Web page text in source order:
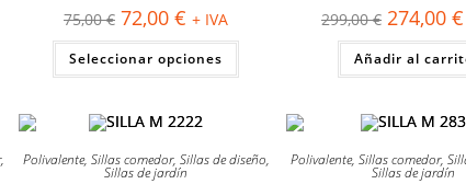
75,00€ El
precio
original
era:
75,00 €.
72,00 € El
precio
actual
es:
72,00 €.
+ IVA
Seleccionar opciones
Este
tiene
se
pueden
299,00€ El
precio
original
era:
299,00 €.
274,00 €
Añadir al
,
Polivalente, Sillas comedor, Sillas de diseño,
Sillas de jardín
Polivalente, Sillas comedor,
Sillas de jardín